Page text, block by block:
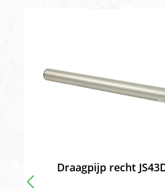
Draagpijp recht